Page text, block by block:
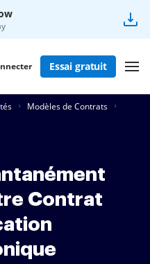
Essai gratuit
Modèles de Contrats
Contrat